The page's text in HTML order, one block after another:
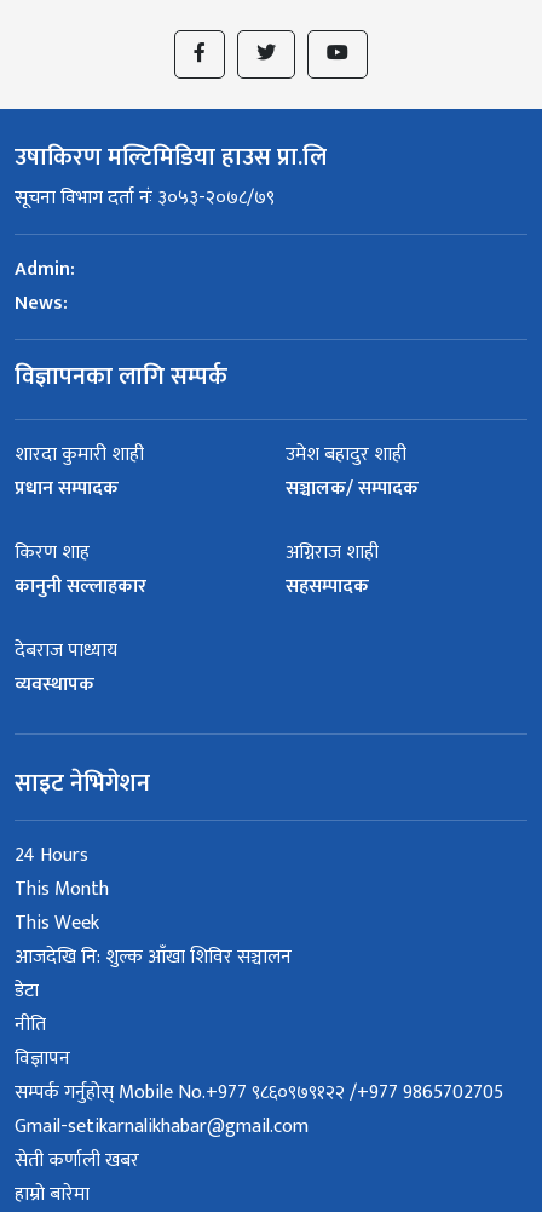
उषाकिरण मल्टिमिडिया हाउस प्रा.लि
सूचना विभाग दर्ता नंः ३०५३-२०७८/७९
Admin:
News:
विज्ञापनका लागि सम्पर्क
शारदा कुमारी शाही
प्रधान सम्पादक
उमेश बहादुर शाही
सञ्चालक/ सम्पादक
किरण शाह
कानुनी सल्लाहकार
अग्निराज शाही
सहसम्पादक
देबराज पाध्याय
व्यवस्थापक
साइट नेभिगेशन
24 Hours
This Month
This Week
आजदेखि नि: शुल्क आँखा शिविर सञ्चालन
डेटा
नीति
विज्ञापन
सम्पर्क गर्नुहोस् Mobile No.+977 ९८६०९७९१२२ /+977 9865702705
Gmail-setikarnalikhabar@gmail.com
सेती कर्णाली खबर
हाम्रो बारेमा